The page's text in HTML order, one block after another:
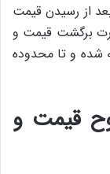
از رسیدن قیمت
برگشت قیمت و
شده و تا محدوده‌
قیمت و